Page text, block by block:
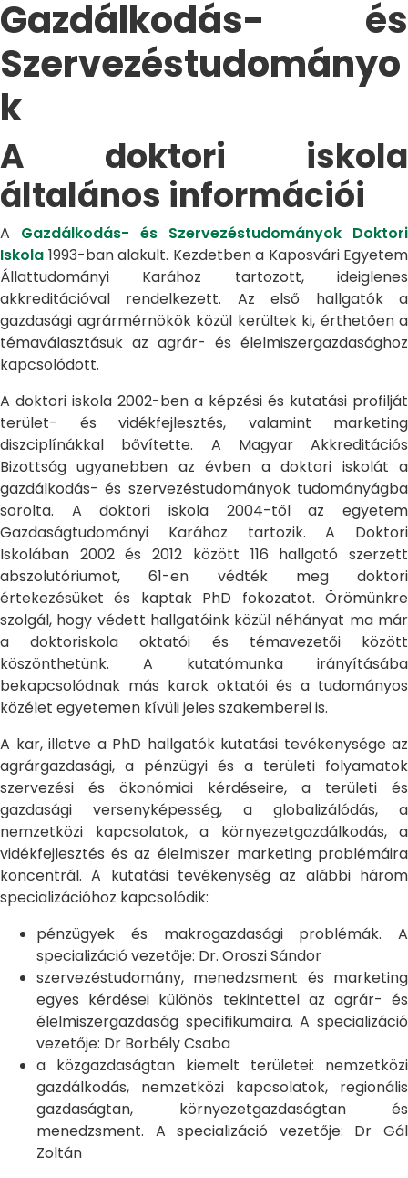
Gazdálkodás- és
Szervezéstudományo
k
A doktori iskola
általános információi
A Gazdálkodás- és Szervezéstudományok Doktori
Iskola 1993-ban alakult. Kezdetben a Kaposvári Egyetem
Állattudományi Karához tartozott, ideiglenes
akkreditációval rendelkezett. Az első hallgatók a
gazdasági agrármérnökök közül kerültek ki, érthetően a
témaválasztásuk az agrár- és élelmiszergazdasághoz
kapcsolódott.
A doktori iskola 2002-ben a képzési és kutatási profilját
terület- és vidékfejlesztés, valamint marketing
diszciplínákkal bővítette. A Magyar Akkreditációs
Bizottság ugyanebben az évben a doktori iskolát a
gazdálkodás- és szervezéstudományok tudományágba
sorolta. A doktori iskola 2004-től az egyetem
Gazdaságtudományi Karához tartozik. A Doktori
Iskolában 2002 és 2012 között 116 hallgató szerzett
abszolutóriumot, 61-en védték meg doktori
értekezésüket és kaptak PhD fokozatot. Örömünkre
szolgál, hogy védett hallgatóink közül néhányat ma már
a doktoriskola oktatói és témavezetői között
köszönthetünk. A kutatómunka irányításába
bekapcsolódnak más karok oktatói és a tudományos
közélet egyetemen kívüli jeles szakemberei is.
A kar, illetve a PhD hallgatók kutatási tevékenysége az
agrárgazdasági, a pénzügyi és a területi folyamatok
szervezési és ökonómiai kérdéseire, a területi és
gazdasági versenyképesség, a globalizálódás, a
nemzetközi kapcsolatok, a környezetgazdálkodás, a
vidékfejlesztés és az élelmiszer marketing problémáira
koncentrál. A kutatási tevékenység az alábbi három
specializációhoz kapcsolódik:
pénzügyek és makrogazdasági problémák. A
specializáció vezetője: Dr. Oroszi Sándor
szervezéstudomány, menedzsment és marketing
egyes kérdései különös tekintettel az agrár- és
élelmiszergazdaság specifikumaira. A specializáció
vezetője: Dr Borbély Csaba
a közgazdaságtan kiemelt területei: nemzetközi
gazdálkodás, nemzetközi kapcsolatok, regionális
gazdaságtan, környezetgazdaságtan és
menedzsment. A specializáció vezetője: Dr Gál
Zoltán